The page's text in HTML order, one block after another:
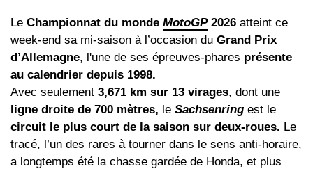
Le Championnat du monde MotoGP2026 atteint ce
week-end sa mi-saison à l’occasion du Grand Prix
d’Allemagne, l'une de ses épreuves-phares présente
au calendrier depuis 1998.
Avec seulement 3,671 km sur 13 virages, dont une
ligne droite de 700 mètres, le Sachsenring est le
circuit le plus court de la saison sur deux-roues. Le
tracé, l’un des rares à tourner dans le sens anti-horaire,
a longtemps été la chasse gardée de Honda, et plus